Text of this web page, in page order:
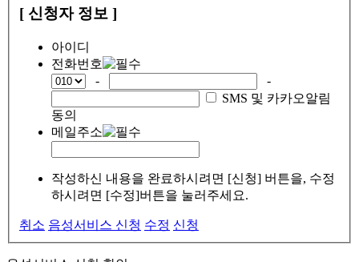
[ 신청자 정보 ]
아이디
전화번호
-
-
SMS 및 카카오알림
동의
메일주소
작성하신 내용을 완료하시려면 [신청] 버튼을, 수정
하시려면 [수정]버튼을 눌러주세요.
취소 음성서비스 신청 수정 신청